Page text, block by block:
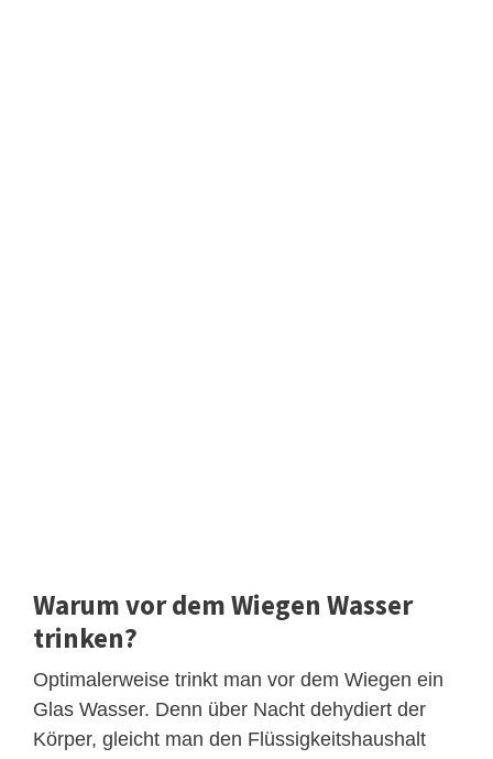
Warum vor dem Wiegen Wasser
trinken?
Optimalerweise trinkt man vor dem Wiegen ein
Glas Wasser. Denn über Nacht dehydiert der
Körper, gleicht man den Flüssigkeitshaushalt